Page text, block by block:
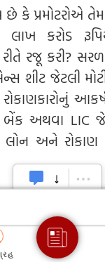
છે કે પ્રમોટરોએ
લાખ કરોડ
રજૂ કરી?
શીટ જેટલી
અથવા LIC
લોન અને
નકારી કાઢ્યા
કંપનીએ